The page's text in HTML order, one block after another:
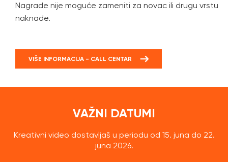
Nagrade nije moguće zameniti za novac ili drugu vrstu
naknade.
VIŠE INFORMACIJA - CALL CENTAR
VAŽNI DATUMI
Kreativni video dostavljaš u periodu od 15. juna do 22.
juna 2026.